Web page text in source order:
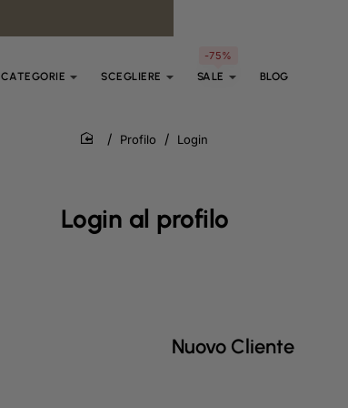
CATEGORIE SCEGLIERE SALE
-75%
BLOG
Login al profilo
home
Profilo Login
Nuovo Cliente